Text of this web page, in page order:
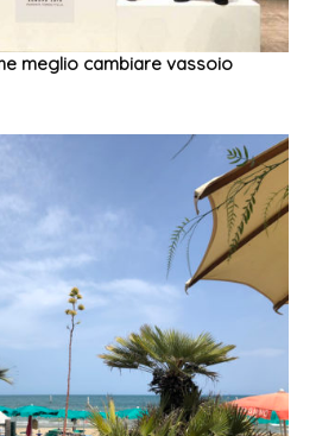
meglio cambiare vassoio